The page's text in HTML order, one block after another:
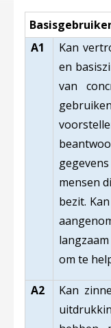
A1
Kan
en
van
mensen
bezit.
om te
A2
Kan